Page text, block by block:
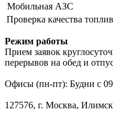
Мобильная АЗС
Проверка качества
Режим работы
Прием заявок
перерывов на обед и
Офисы (пн-пт): Будни с
127576, г. Москва,